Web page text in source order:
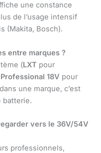
une constance
de l’usage intensif
(Makita, Bosch).
entre marques ?
(LXT pour
Professional 18V pour
une marque, c’est
batterie.
vers le 36V/54V
professionnels,